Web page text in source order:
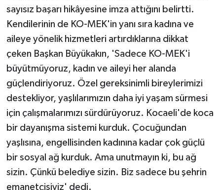
sayısız başarı hikâyesine imza attığını belirtti.
Kendilerinin de KO-MEK'in yanı sıra kadına ve
aileye yönelik hizmetleri artırdıklarına dikkat
çeken Başkan Büyükakın, 'Sadece KO-MEK'i
büyütmüyoruz, kadın ve aileyi her alanda
güçlendiriyoruz. Özel gereksinimli bireylerimizi
destekliyor, yaşlılarımızın daha iyi yaşam sürmesi
için çalışmalarımızı sürdürüyoruz. Kocaeli'de koca
bir dayanışma sistemi kurduk. Çocuğundan
yaşlısına, engellisinden kadınına kadar çok güçlü
bir sosyal ağ kurduk. Ama unutmayın ki, bu ağ
sizin. Çünkü belediye sizin. Biz sadece bu şehrin
emanetçisiyiz' dedi.